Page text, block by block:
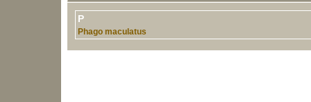
P
Phago maculatus